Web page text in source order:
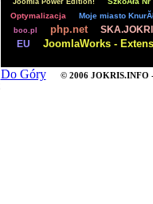
Joomla Power Edition!
Optymalizacja
Moje miasto
boo.pl
php.net
EU
JoomlaWorks -
Do Góry
© 2006 JOKRIS.INFO